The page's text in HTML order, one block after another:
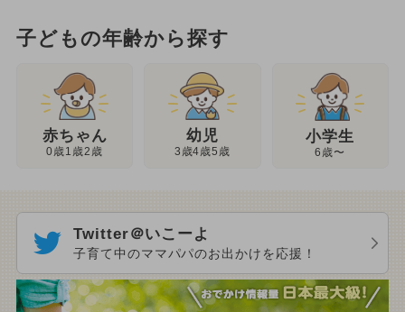
子どもの年齢から探す
赤ちゃん
0歳1歳2歳
幼児
3歳4歳5歳
小学生
6歳〜
Twitter＠いこーよ
子育て中のママパパのお出かけを応援！